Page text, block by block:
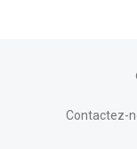
Contactez-